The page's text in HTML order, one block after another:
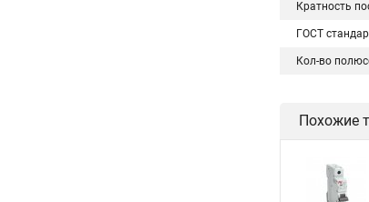
Кратность
ГОСТ
Кол-во
Похожие